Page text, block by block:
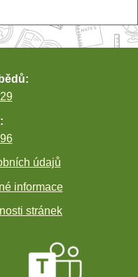
údajů
informace
stránek